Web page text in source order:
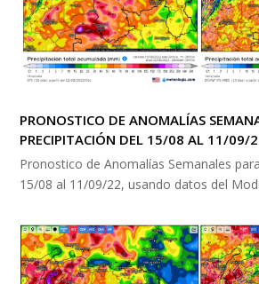
PRONOSTICO DE ANOMALÍAS
PRECIPITACIÓN DEL 15/08 AL 11/09/
Pronostico de Anomalías Semanales
15/08 al 11/09/22, usando datos del